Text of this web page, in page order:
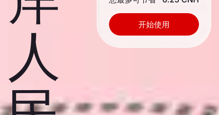
人
开始使用